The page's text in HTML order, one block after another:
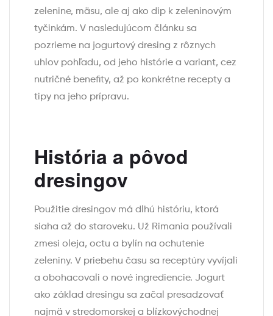
zelenine, mäsu, ale aj ako dip k zeleninovým
tyčinkám. V nasledujúcom článku sa
pozrieme na jogurtový dresing z rôznych
uhlov pohľadu, od jeho histórie a variant, cez
nutričné benefity, až po konkrétne recepty a
tipy na jeho prípravu.
História a pôvod
dresingov
Použitie dresingov má dlhú históriu, ktorá
siaha až do staroveku. Už Rimania používali
zmesi oleja, octu a bylín na ochutenie
zeleniny. V priebehu času sa receptúry vyvíjali
a obohacovali o nové ingrediencie. Jogurt
ako základ dresingu sa začal presadzovať
najmä v stredomorskej a blízkovýchodnej